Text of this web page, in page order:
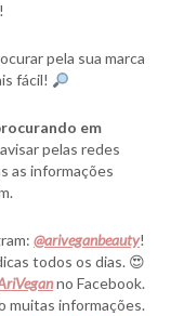
pela sua marca
fácil!
em
pelas redes
as informações
@ariveganbeauty!
todos os dias. 😍
no Facebook.
muitas informações.